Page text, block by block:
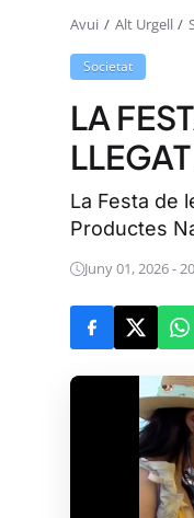
Avui Alt Urgell
Societat
LA
La Festa de
Productes
Juny 01, 2026 -